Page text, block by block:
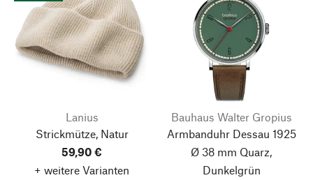
Lanius
Strickmütze, Natur
59,90 €
+ weitere Varianten
Bauhaus Walter Gropius
Armbanduhr Dessau 1925
Ø 38 mm Quarz,
Dunkelgrün